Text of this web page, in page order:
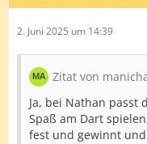
2. Juni 2025 um 14:39
Zitat von
Ja, bei Nathan passt
Spaß am Dart
fest und gewinnt und